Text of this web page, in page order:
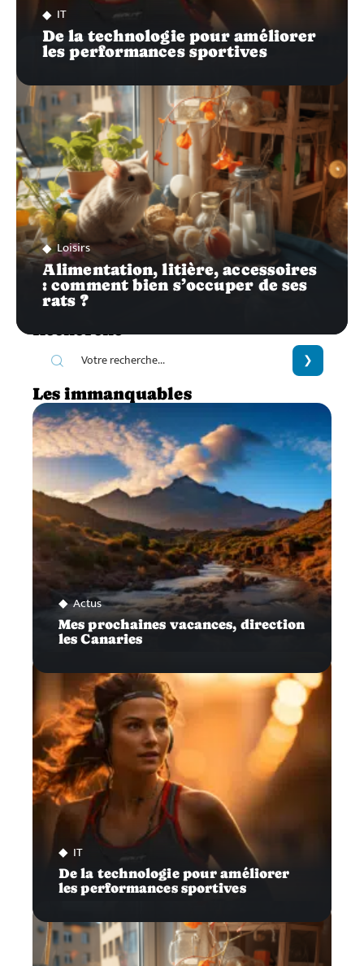
IT
De la technologie pour améliorer
les performances sportives
Loisirs
Alimentation, litière, accessoires
: comment bien s’occuper de ses
rats ?
Recherche
Les immanquables
Actus
Mes prochaines vacances, direction
les Canaries
IT
De la technologie pour améliorer
les performances sportives